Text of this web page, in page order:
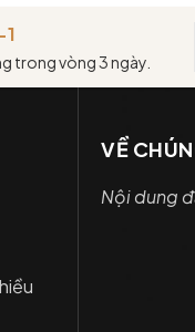
trong vòng 3 ngày.
VỀ
Nội dung